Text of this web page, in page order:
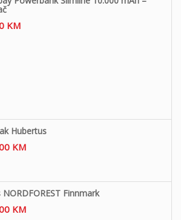
KM
Hubertus
KM
NORDFOREST Finnmark
KM